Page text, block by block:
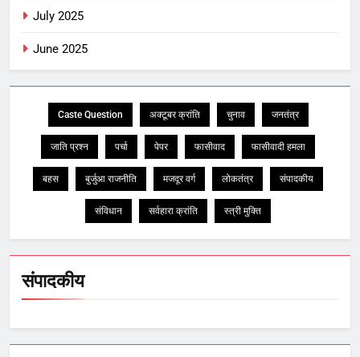
July 2025
June 2025
Caste Question अक्टूबर क्रांति चुनाव जनतंत्र
जाति प्रश्न पर्चा पेपर फासीवाद फासीवादी हमला
बहस बुर्जुआ राजनीति मजदूर वर्ग लोकतंत्र संपादकीय
संविधान सर्वहारा क्रांति स्त्री मुक्ति
संपादकीय